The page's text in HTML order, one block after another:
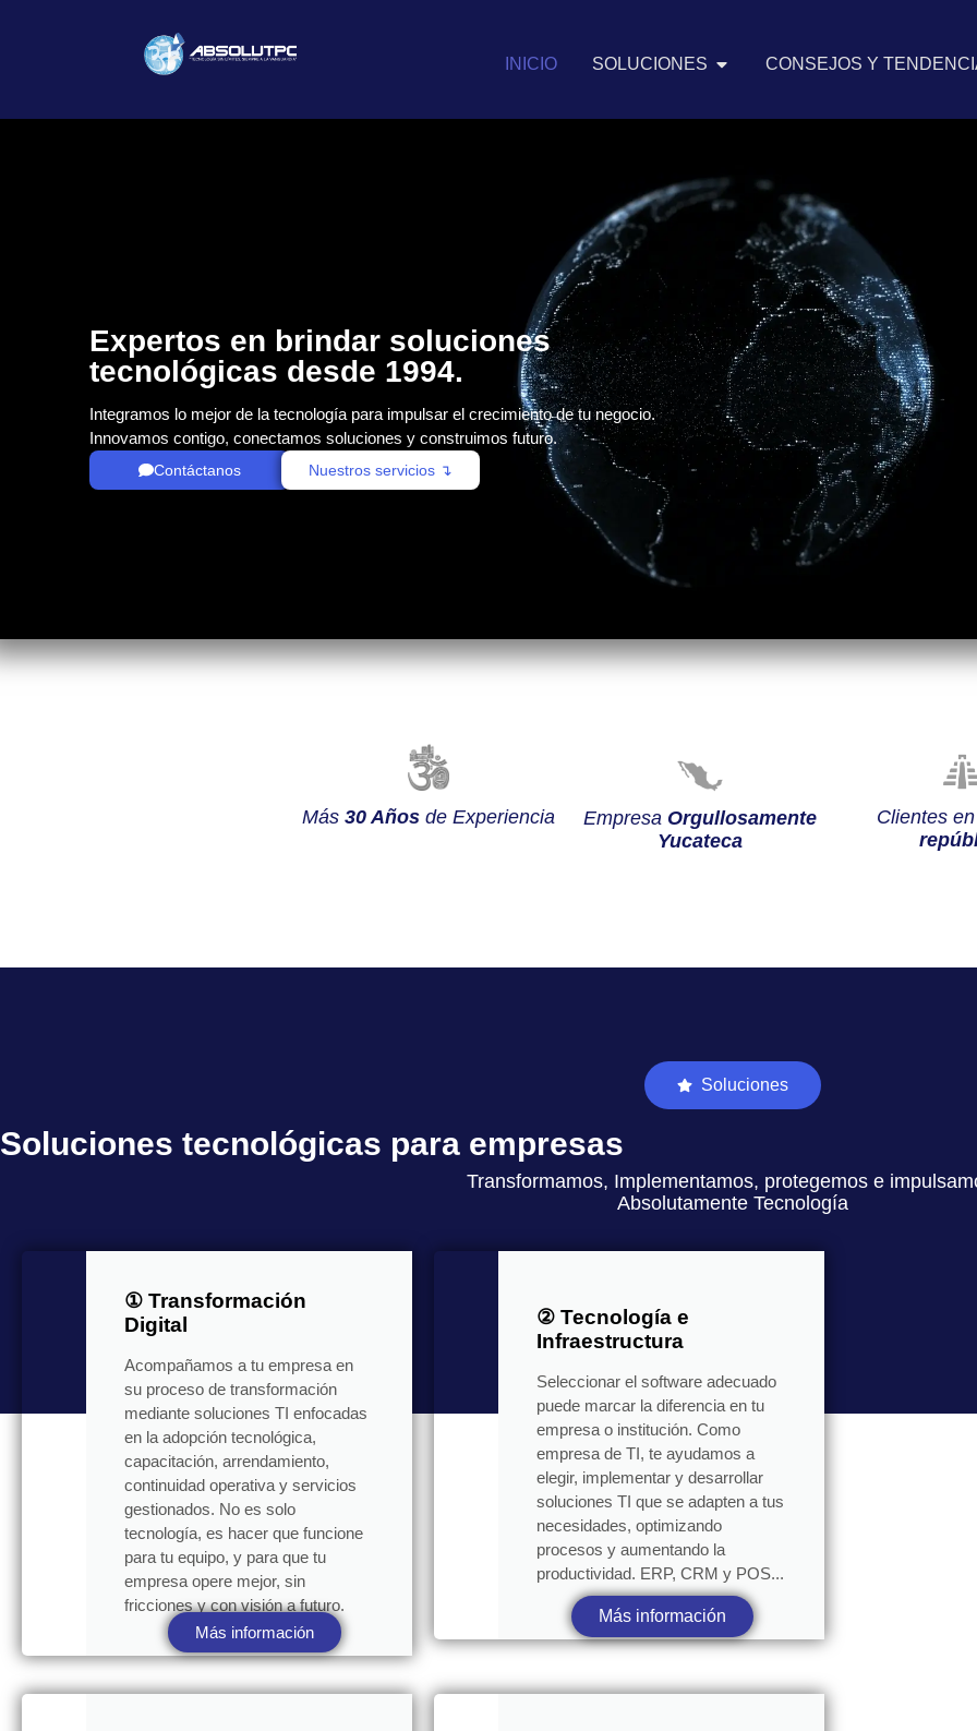
INICIO SOLUCIONES CONSEJOS Y
Expertos en brindar soluciones
tecnológicas desde 1994.
Integramos lo mejor de la tecnología para impulsar el crecimiento de tu negocio.
Innovamos contigo, conectamos soluciones y construimos futuro.
Contáctanos Nuestros servicios ↴
Más 30 Años de Experiencia Empresa Orgullosamente
Yucateca
Clientes
Soluciones
Soluciones tecnológicas para empresas
Transformamos, Implementamos, protegemos e
Absolutamente Tecnología
① Transformación
Digital
Acompañamos a tu empresa en
su proceso de transformación
mediante soluciones TI enfocadas
en la adopción tecnológica,
capacitación, arrendamiento,
continuidad operativa y servicios
gestionados. No es solo
tecnología, es hacer que funcione
para tu equipo, y para que tu
empresa opere mejor, sin
fricciones y con visión a futuro.
Más información
② Tecnología e
Infraestructura
Seleccionar el software adecuado
puede marcar la diferencia en tu
empresa o institución. Como
empresa de TI, te ayudamos a
elegir, implementar y desarrollar
soluciones TI que se adapten a tus
necesidades, optimizando
procesos y aumentando la
productividad. ERP, CRM y POS...
Más información